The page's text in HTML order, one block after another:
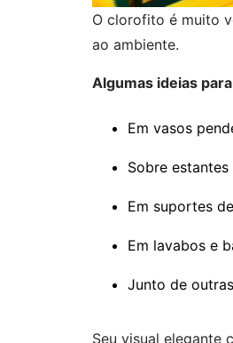
O clorofito é muito
ao ambiente.
Algumas ideias
Em vasos
Sobre
Em suportes
Em lavabos e
Junto de
Seu visual elegante